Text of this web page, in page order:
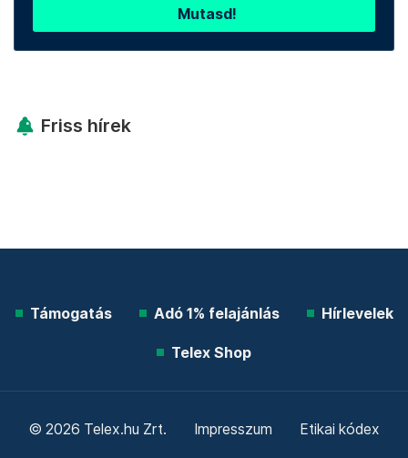
Mutasd!
Friss hírek
Támogatás Adó 1% felajánlás Hírlevelek
Telex Shop
© 2026 Telex.hu Zrt. Impresszum Etikai kódex